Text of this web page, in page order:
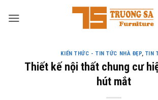
KIẾN THỨC - TIN TỨC NHÀ ĐẸP, TIN
Thiết kế nội thất chung cư
hút mắt